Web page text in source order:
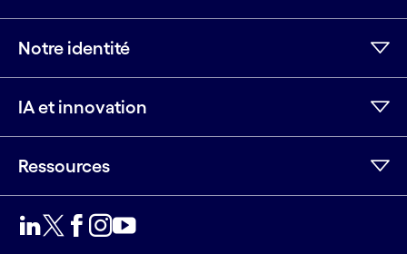
Notre identité
IA et innovation
Ressources